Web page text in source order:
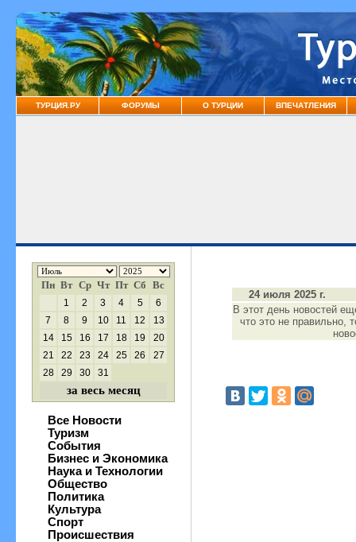
ТУРЦИЯ.РУ ФОРУМЫ О ТУРЦИИ ВПЕЧАТЛЕНИЯ
Пн Вт Ср Чт Пт Сб Вс
1 2 3 4 5
6
7
8 9 10 11 12
13
14
15 16 17 18 19
20
21
22 23 24 25 26
27
28
29 30 31
за весь месяц
Все Новости
Туризм
События
Бизнес и Экономика
Наука и Технологии
Общество
Политика
Культура
Спорт
Происшествия
24 июля 2025 г.
В этот день новостей
что это не правильно,